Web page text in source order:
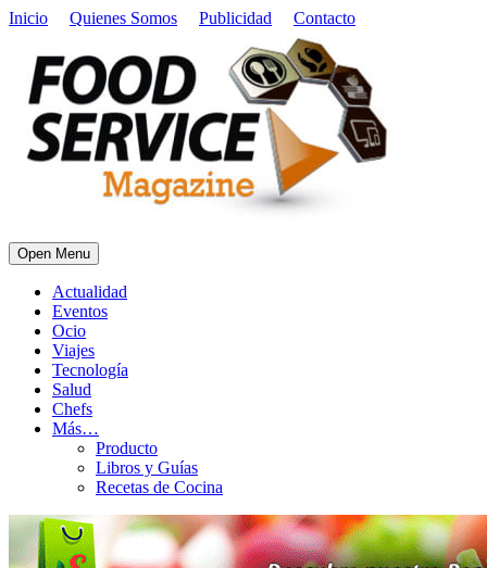
Inicio Quienes Somos Publicidad Contacto
Open Menu
Actualidad
Eventos
Ocio
Viajes
Tecnología
Salud
Chefs
Más…
Producto
Libros y Guías
Recetas de Cocina